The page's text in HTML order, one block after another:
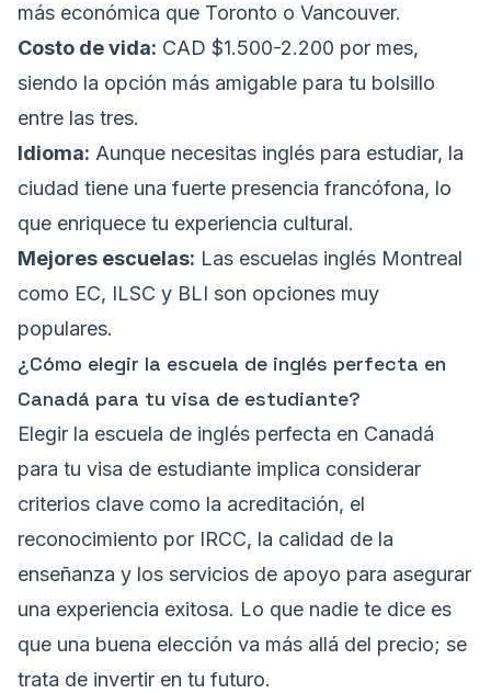
más económica que Toronto o Vancouver.
Costo de vida: CAD $1.500-2.200 por mes,
siendo la opción más amigable para tu bolsillo
entre las tres.
Idioma: Aunque necesitas inglés para estudiar, la
ciudad tiene una fuerte presencia francófona, lo
que enriquece tu experiencia cultural.
Mejores escuelas: Las escuelas inglés Montreal
como EC, ILSC y BLI son opciones muy
populares.
¿Cómo elegir la escuela de inglés perfecta en
Canadá para tu visa de estudiante?
Elegir la escuela de inglés perfecta en Canadá
para tu visa de estudiante implica considerar
criterios clave como la acreditación, el
reconocimiento por IRCC, la calidad de la
enseñanza y los servicios de apoyo para asegurar
una experiencia exitosa. Lo que nadie te dice es
que una buena elección va más allá del precio; se
trata de invertir en tu futuro.